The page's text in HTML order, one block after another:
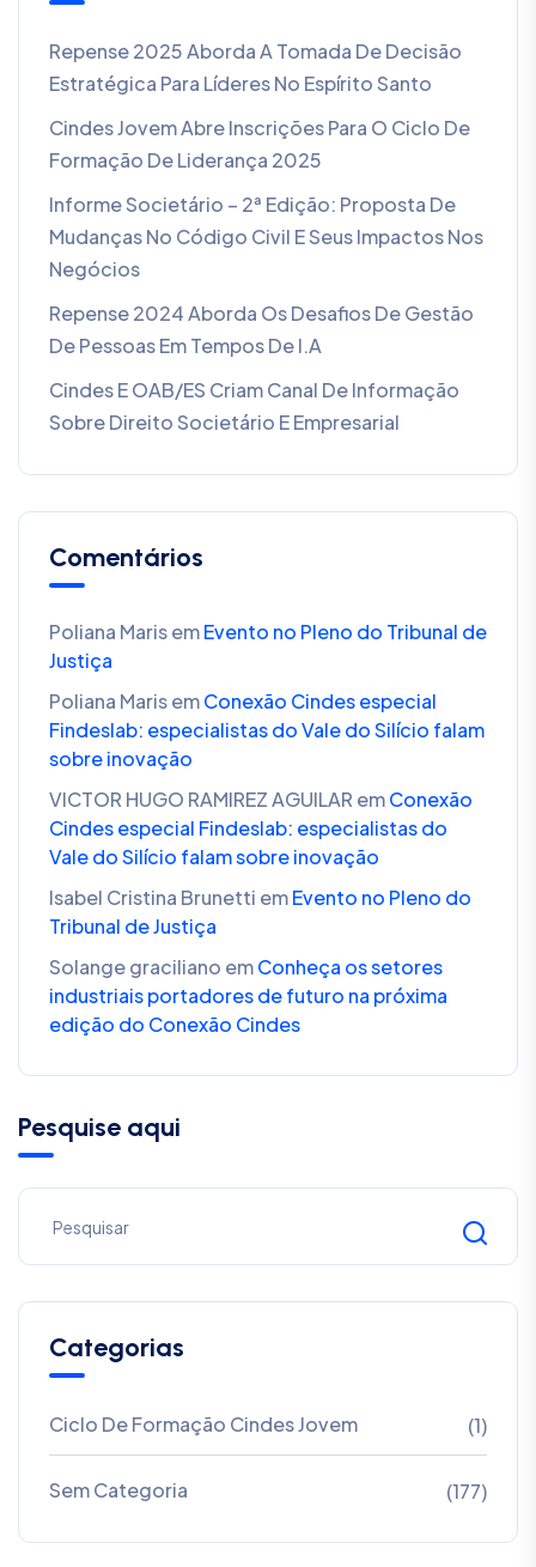
Repense 2025 Aborda A Tomada De Decisão
Estratégica Para Líderes No Espírito Santo
Cindes Jovem Abre Inscrições Para O Ciclo De
Formação De Liderança 2025
Informe Societário – 2ª Edição: Proposta De
Mudanças No Código Civil E Seus Impactos Nos
Negócios
Repense 2024 Aborda Os Desafios De Gestão
De Pessoas Em Tempos De I.A
Cindes E OAB/ES Criam Canal De Informação
Sobre Direito Societário E Empresarial
Comentários
Poliana MarisemEvento no Pleno do Tribunal de
Justiça
Poliana MarisemConexão Cindes especial
Findeslab: especialistas do Vale do Silício falam
sobre inovação
VICTOR HUGO RAMIREZ AGUILAR emConexão
Cindes especial Findeslab: especialistas do
Vale do Silício falam sobre inovação
Isabel Cristina Brunetti emEvento no Pleno do
Tribunal de Justiça
Solange graciliano emConheça os setores
industriais portadores de futuro na próxima
edição do Conexão Cindes
Pesquise aqui
Categorias
Ciclo De Formação Cindes Jovem (1)
Sem Categoria (177)